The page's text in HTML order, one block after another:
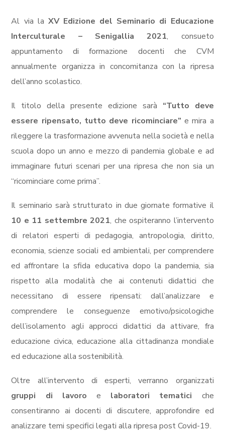
Al via la XV Edizione del Seminario di Educazione
Interculturale – Senigallia 2021, consueto
appuntamento di formazione docenti che CVM
annualmente organizza in concomitanza con la ripresa
dell’anno scolastico.
Il titolo della presente edizione sarà “Tutto deve
essere ripensato, tutto deve ricominciare” e mira a
rileggere la trasformazione avvenuta nella società e nella
scuola dopo un anno e mezzo di pandemia globale e ad
immaginare futuri scenari per una ripresa che non sia un
“ricominciare come prima”.
Il seminario sarà strutturato in due giornate formative il
10 e 11 settembre 2021, che ospiteranno l’intervento
di relatori esperti di pedagogia, antropologia, diritto,
economia, scienze sociali ed ambientali, per comprendere
ed affrontare la sfida educativa dopo la pandemia, sia
rispetto alla modalità che ai contenuti didattici che
necessitano di essere ripensati: dall’analizzare e
comprendere le conseguenze emotivo/psicologiche
dell’isolamento agli approcci didattici da attivare, fra
educazione civica, educazione alla cittadinanza mondiale
ed educazione alla sostenibilità.
Oltre all’intervento di esperti, verranno organizzati
gruppi di lavoro e laboratori tematici che
consentiranno ai docenti di discutere, approfondire ed
analizzare temi specifici legati alla ripresa post Covid-19.